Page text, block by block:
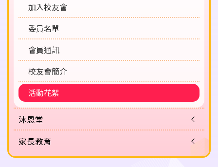
加入校友會
委員名單
會員通訊
校友會簡介
活動花絮
沐恩堂
家長教育